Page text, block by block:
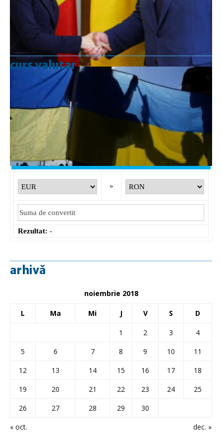
curs valutar
Curs valutar: 07 Aug 2026
EUR: 5,2554 RON
+0,0041 ▲
USD: 4,5584 RON
+0,0077 ▲
CHF
: 5,6244 RON
+0,0023 ▲
GBP
+0,0041 ▲
Convertor valutar
»
Rezultat: -
arhivă
noiembrie 2018
L Ma Mi J V S D
« oct. dec. »
1 2 3
4
5
6 7 8 9 10
11
12
13 14 15 16 17
18
19
20 21 22 23 24
25
26
27 28 29 30